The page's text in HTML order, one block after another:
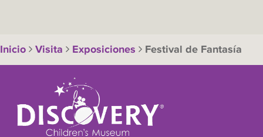
Inicio Visita Exposiciones Festival de Fantasía